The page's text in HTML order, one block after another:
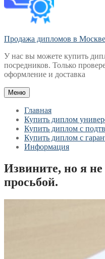
Продажа дипломов в Москве
У нас вы можете купить
посредников. Только
оформление и доставка
Меню
Главная
Купить диплом
Купить диплом с
Купить диплом с
Информация
Извините, но я
просьбой.